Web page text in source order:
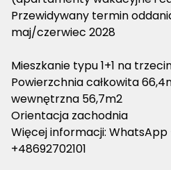
Przewidywany termin
maj/czerwiec 2028
Mieszkanie typu 1+1 na
Powierzchnia całkowita
wewnętrzna 56,7m2
Orientacja zachodnia
Więcej informacji:
+48692702101